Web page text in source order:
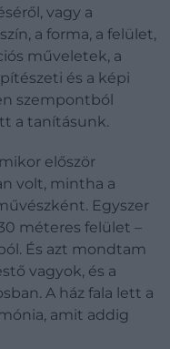
vagy a
a forma, a felület,
műveletek, a
és a képi
szempontból
a tanításunk.
először
volt, mintha a
Egyszer
méteres felület –
És azt mondtam
vagyok, és a
A ház fala lett a
amit addig